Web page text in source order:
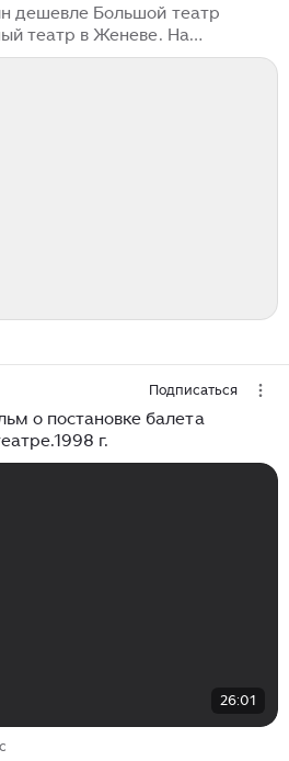
дешевле Большой театр
театр в Женеве. На
вв. Женева находилась под
Подписаться
о постановке балета
г.
26:01